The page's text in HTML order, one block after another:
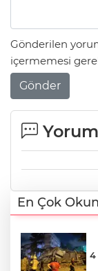
Gönderilen
içermemesi
Gönder
En Çok
4